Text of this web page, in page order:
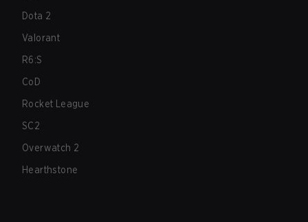
Dota 2
Valorant
R6:S
CoD
Rocket League
SC2
Overwatch 2
Hearthstone